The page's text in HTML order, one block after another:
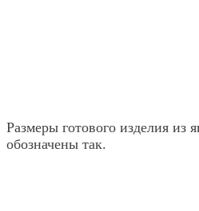
Размеры готового изделия из
обозначены так.